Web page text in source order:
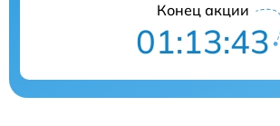
Конец акции
01:13:42